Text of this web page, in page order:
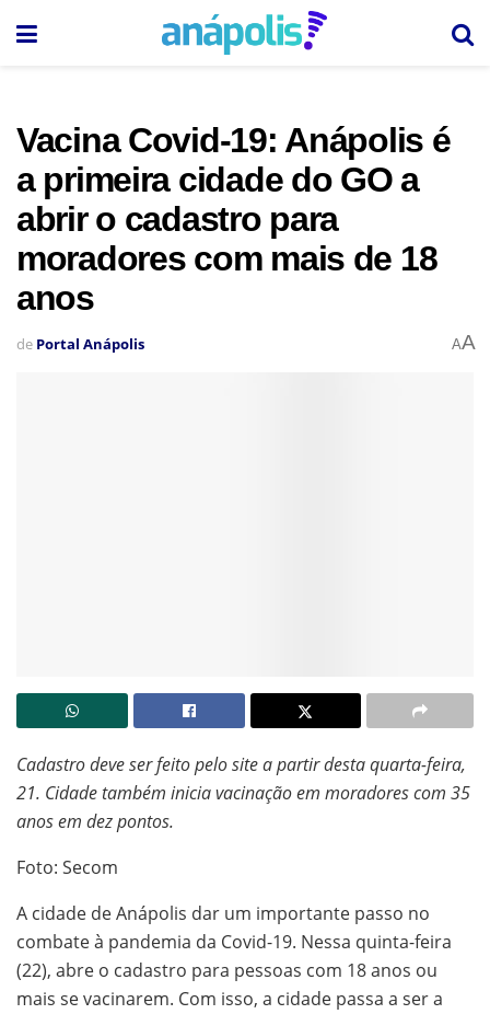
Vacina Covid-19: Anápolis é
a primeira cidade do GO a
abrir o cadastro para
moradores com mais de 18
anos
de Portal Anápolis AA
Cadastro deve ser feito pelo site a partir desta quarta-feira,
21. Cidade também inicia vacinação em moradores com 35
anos em dez pontos.
Foto: Secom
A cidade de Anápolis dar um importante passo no
combate à pandemia da Covid-19. Nessa quinta-feira
(22), abre o cadastro para pessoas com 18 anos ou
mais se vacinarem. Com isso, a cidade passa a ser a